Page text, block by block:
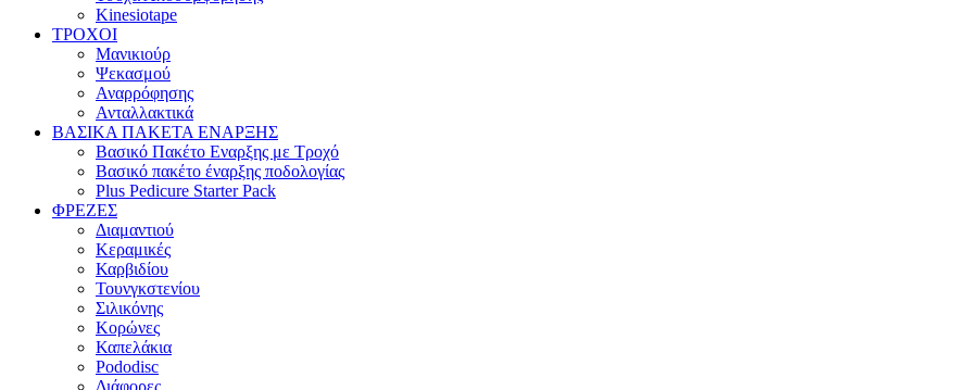
Kinesiotape
ΤΡΟΧΟΙ
Μανικιούρ
Ψεκασμού
Αναρρόφησης
Ανταλλακτικά
ΒΑΣΙΚΑ ΠΑΚΕΤΑ ΕΝΑΡΞΗΣ
Βασικό Πακέτο Εναρξης με Τροχό
Βασικό πακέτο έναρξης ποδολογίας
Plus Pedicure Starter Pack
ΦΡΕΖΕΣ
Διαμαντιού
Κεραμικές
Καρβιδίου
Τουνγκστενίου
Σιλικόνης
Κορώνες
Καπελάκια
Pododisc
Διάφορες